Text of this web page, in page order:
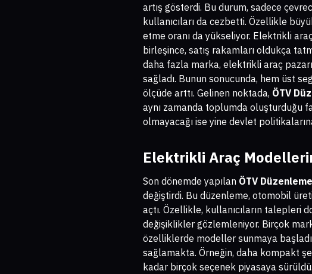
artış gösterdi. Bu durum, sadece
kullanıcıları da cezbetti. Özellikle
etme oranı da yükseliyor. Elektrikli
birleşince, satış rakamları oldukça
daha fazla marka, elektrikli araç
sağladı. Bunun sonucunda, hem üst
ölçüde arttı. Gelinen noktada, ÖTV
aynı zamanda toplumda oluşturduğu
olmayacağı ise yine devlet
Elektrikli Araç
Son dönemde yapılan ÖTV
değiştirdi. Bu düzenleme, otomobil
açtı. Özellikle, kullanıcıların talepleri
değişiklikler gözlemleniyor. Birçok
özelliklerde modeller sunmaya
sağlamakta. Örneğin, daha kompakt
kadar birçok seçenek piyasaya